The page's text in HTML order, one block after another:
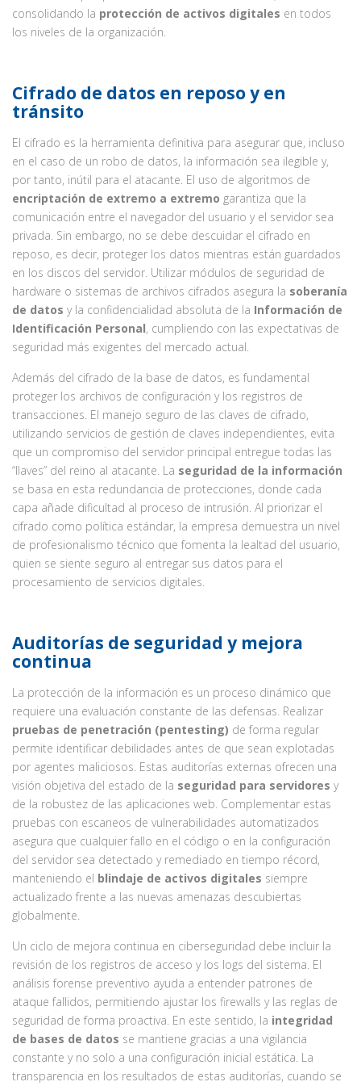
consolidando la protección de activos digitales en todos
los niveles de la organización.
Cifrado de datos en reposo y en
tránsito
El cifrado es la herramienta definitiva para asegurar que, incluso
en el caso de un robo de datos, la información sea ilegible y,
por tanto, inútil para el atacante. El uso de algoritmos de
encriptación de extremo a extremo garantiza que la
comunicación entre el navegador del usuario y el servidor sea
privada. Sin embargo, no se debe descuidar el cifrado en
reposo, es decir, proteger los datos mientras están guardados
en los discos del servidor. Utilizar módulos de seguridad de
hardware o sistemas de archivos cifrados asegura la soberanía
de datos y la confidencialidad absoluta de la Información de
Identificación Personal, cumpliendo con las expectativas de
seguridad más exigentes del mercado actual.
Además del cifrado de la base de datos, es fundamental
proteger los archivos de configuración y los registros de
transacciones. El manejo seguro de las claves de cifrado,
utilizando servicios de gestión de claves independientes, evita
que un compromiso del servidor principal entregue todas las
“llaves” del reino al atacante. La seguridad de la información
se basa en esta redundancia de protecciones, donde cada
capa añade dificultad al proceso de intrusión. Al priorizar el
cifrado como política estándar, la empresa demuestra un nivel
de profesionalismo técnico que fomenta la lealtad del usuario,
quien se siente seguro al entregar sus datos para el
procesamiento de servicios digitales.
Auditorías de seguridad y mejora
continua
La protección de la información es un proceso dinámico que
requiere una evaluación constante de las defensas. Realizar
pruebas de penetración (pentesting) de forma regular
permite identificar debilidades antes de que sean explotadas
por agentes maliciosos. Estas auditorías externas ofrecen una
visión objetiva del estado de la seguridad para servidores y
de la robustez de las aplicaciones web. Complementar estas
pruebas con escaneos de vulnerabilidades automatizados
asegura que cualquier fallo en el código o en la configuración
del servidor sea detectado y remediado en tiempo récord,
manteniendo el blindaje de activos digitales siempre
actualizado frente a las nuevas amenazas descubiertas
globalmente.
Un ciclo de mejora continua en ciberseguridad debe incluir la
revisión de los registros de acceso y los logs del sistema. El
análisis forense preventivo ayuda a entender patrones de
ataque fallidos, permitiendo ajustar los firewalls y las reglas de
seguridad de forma proactiva. En este sentido, la integridad
de bases de datos se mantiene gracias a una vigilancia
constante y no solo a una configuración inicial estática. La
transparencia en los resultados de estas auditorías, cuando se